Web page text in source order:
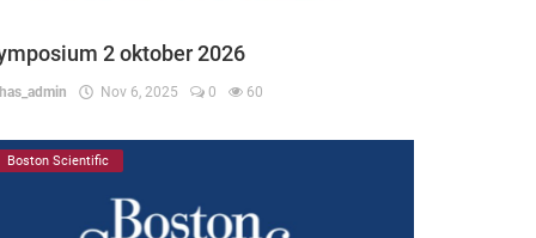
2 oktober 2026
Nov 6, 2025 0 60
Boston Scientific